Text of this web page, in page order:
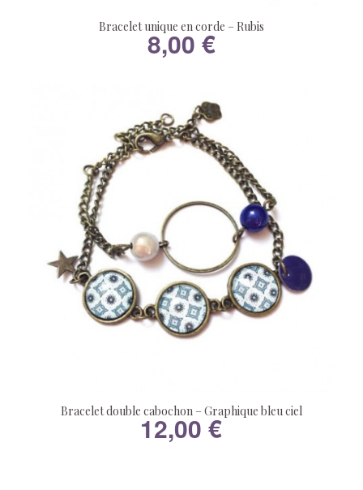
Bracelet unique en corde – Rubis
8,00 €
Bracelet double cabochon – Graphique bleu ciel
12,00€